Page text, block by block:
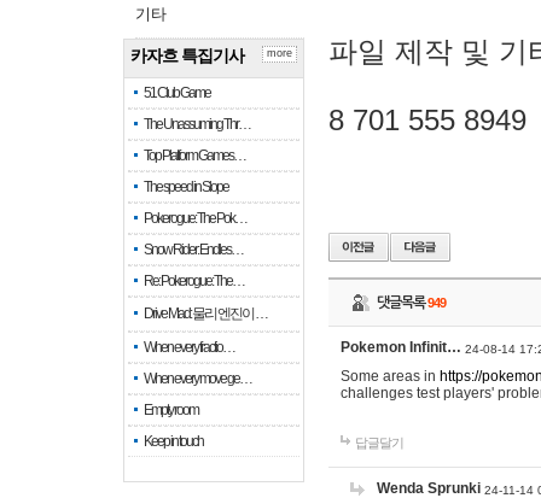
기타
카자흐 특집기사
51 Club Game
The Unassuming Thr…
Top Platform Games…
The speed in Slope
Pokerogue: The Pok…
Snow Rider: Endles…
Re: Pokerogue: The…
Drive Mad: 물리 엔진이 …
When every fractio…
When every move ge…
Empty room
Keep in touch
more 파일 제작 및 기
8 701 555 8949
댓글목록949
Pokemon Infinit… 24-08-14
Some areas in https://
challenges test players'
답글달기
Wenda Sprunki 24-11-14